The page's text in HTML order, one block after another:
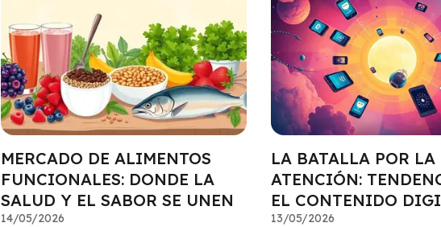
MERCADO DE ALIMENTOS
FUNCIONALES: DONDE LA
SALUD Y EL SABOR SE UNEN
14/05/2026
LA BATALLA POR LA
ATENCIÓN:
EL CONTENIDO
13/05/2026